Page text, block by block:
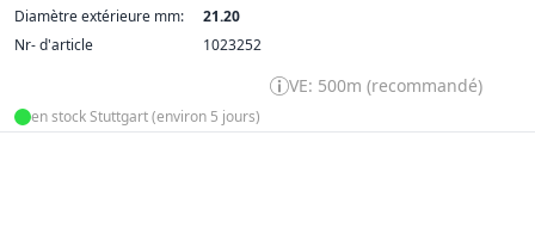
Diamètre extérieure mm:
21.20
Nr- d'article
1023252
VE: 500m (recommandé)
en stock Stuttgart (environ 5 jours)